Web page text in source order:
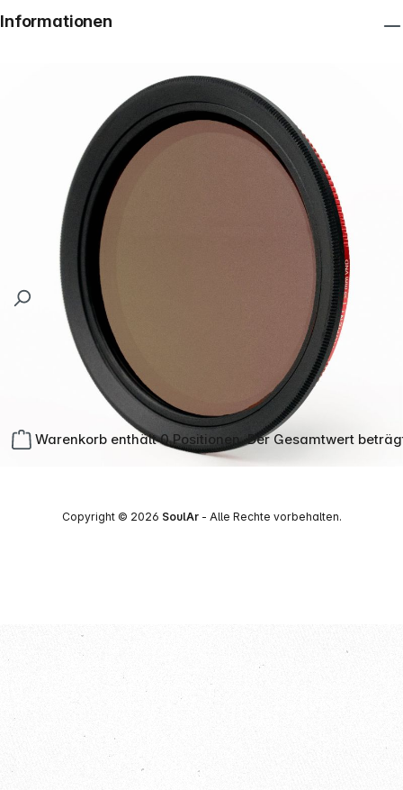
Warenkorb enthält 0 Positionen. Der Gesamtwert
Informationen
Copyright © 2026 SoulAr- Alle Rechte vorbehalten.